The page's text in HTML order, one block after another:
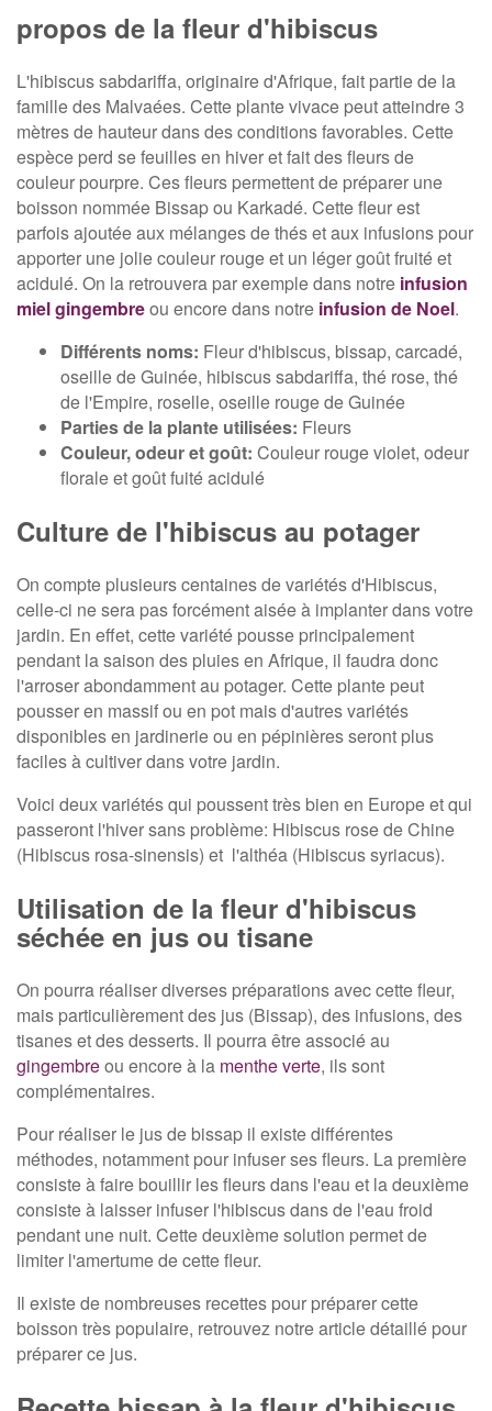
propos de la fleur d'hibiscus
L'hibiscus sabdariffa, originaire d'Afrique, fait partie de la
famille des Malvaées. Cette plante vivace peut atteindre 3
mètres de hauteur dans des conditions favorables. Cette
espèce perd se feuilles en hiver et fait des fleurs de
couleur pourpre. Ces fleurs permettent de préparer une
boisson nommée Bissap ou Karkadé. Cette fleur est
parfois ajoutée aux mélanges de thés et aux infusions pour
apporter une jolie couleur rouge et un léger goût fruité et
acidulé. On la retrouvera par exemple dans notre infusion
miel gingembreou encore dans notre infusion de Noel.
Différents noms: Fleur d'hibiscus, bissap, carcadé,
oseille de Guinée, hibiscus sabdariffa, thé rose, thé
de l'Empire, roselle, oseille rouge de Guinée
Parties de la plante utilisées: Fleurs
Couleur, odeur et goût: Couleur rouge violet, odeur
florale et goût fuité acidulé
Culture de l'hibiscus au potager
On compte plusieurs centaines de variétés d'Hibiscus,
celle-ci ne sera pas forcément aisée à implanter dans votre
jardin. En effet, cette variété pousse principalement
pendant la saison des pluies en Afrique, il faudra donc
l'arroser abondamment au potager. Cette plante peut
pousser en massif ou en pot mais d'autres variétés
disponibles en jardinerie ou en pépinières seront plus
faciles à cultiver dans votre jardin.
Voici deux variétés qui poussent très bien en Europe et qui
passeront l'hiver sans problème: Hibiscus rose de Chine
(Hibiscus rosa-sinensis) et l'althéa (Hibiscus syriacus).
Utilisation de la fleur d'hibiscus
séchée en jus ou tisane
On pourra réaliser diverses préparations avec cette fleur,
mais particulièrement des jus (Bissap), des infusions, des
tisanes et des desserts. Il pourra être associé au
gingembreou encore à la menthe verte, ils sont
complémentaires.
Pour réaliser le jus de bissap il existe différentes
méthodes, notamment pour infuser ses fleurs. La première
consiste à faire bouillir les fleurs dans l'eau et la deuxième
consiste à laisser infuser l'hibiscus dans de l'eau froid
pendant une nuit. Cette deuxième solution permet de
limiter l'amertume de cette fleur.
Il existe de nombreuses recettes pour préparer cette
boisson très populaire, retrouvez notre article détaillé pour
préparer ce jus.